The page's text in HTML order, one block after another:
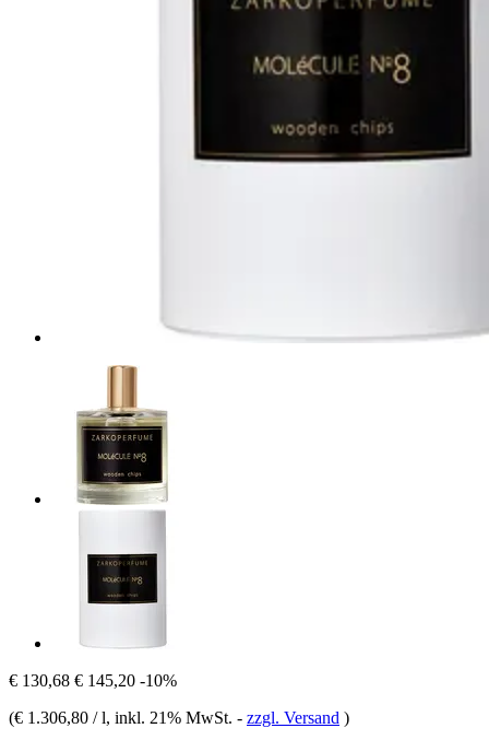
€ 130,68 € 145,20 -10%
(€ 1.306,80 / l, inkl. 21% MwSt. - zzgl. Versand )